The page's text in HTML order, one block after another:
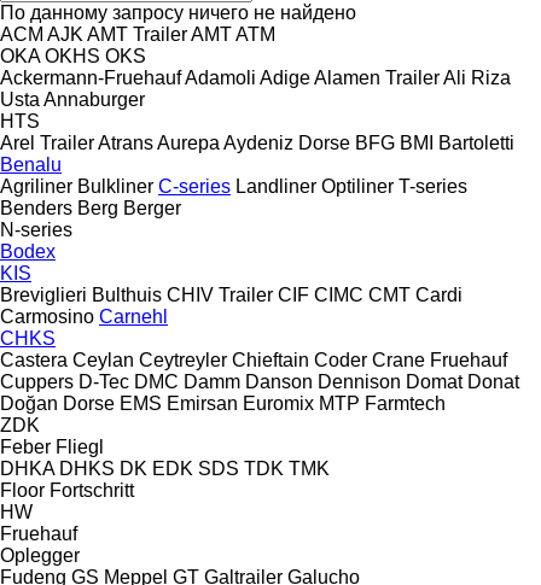
По данному запросу ничего не найдено
ACM AJK AMT TrailerAMTATM
OKA OKHS OKS
Ackermann-FruehaufAdamoli AdigeAlamen TrailerAli Riza
Usta Annaburger
HTS
Arel TrailerAtransAurepa Aydeniz Dorse BFG BMI
Bartoletti
Benalu
Agriliner Bulkliner C-series Landliner Optiliner T-series
Benders Berg Berger
N-series
Bodex
KIS
Breviglieri Bulthuis CHIV Trailer CIF CIMC CMT Cardi
Carmosino Carnehl
CHKS
Castera Ceylan Ceytreyler Chieftain Coder Crane Fruehauf
Cuppers D-Tec DMC Damm Danson Dennison Domat Donat
Doğan Dorse EMS Emirsan Euromix MTP Farmtech
ZDK
Feber Fliegl
DHKA DHKS DK EDK SDS TDK TMK
Floor Fortschritt
HW
Fruehauf
Oplegger
Fudeng GS Meppel GT Galtrailer Galucho